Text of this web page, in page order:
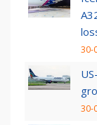
30-
30-